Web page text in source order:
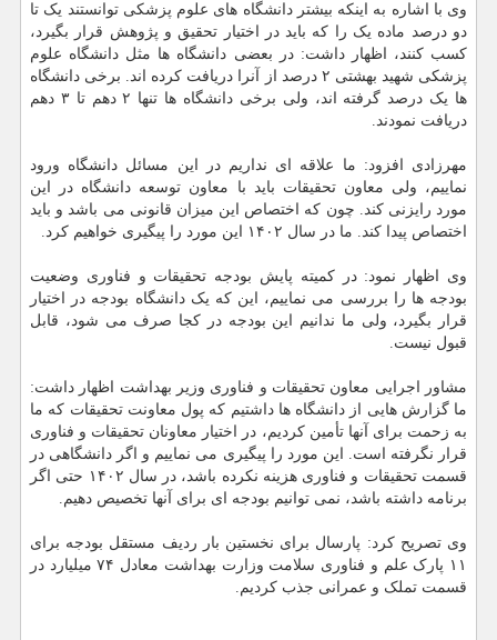
وی با اشاره به اینکه بیشتر دانشگاه های علوم پزشکی توانستند یک تا
دو درصد ماده یک را که باید در اختیار تحقیق و پژوهش قرار بگیرد،
کسب کنند، اظهار داشت: در بعضی دانشگاه ها مثل دانشگاه علوم
پزشکی شهید بهشتی ۲ درصد از آنرا دریافت کرده اند. برخی دانشگاه
ها یک درصد گرفته اند، ولی برخی دانشگاه ها تنها ۲ دهم تا ۳ دهم
دریافت نمودند.
مهرزادی افزود: ما علاقه ای نداریم در این مسائل دانشگاه ورود
نماییم، ولی معاون تحقیقات باید با معاون توسعه دانشگاه در این
مورد رایزنی کند. چون که اختصاص این میزان قانونی می باشد و باید
اختصاص پیدا کند. ما در سال ۱۴۰۲ این مورد را پیگیری خواهیم کرد.
وی اظهار نمود: در کمیته پایش بودجه تحقیقات و فناوری وضعیت
بودجه ها را بررسی می نماییم، این که یک دانشگاه بودجه در اختیار
قرار بگیرد، ولی ما ندانیم این بودجه در کجا صرف می شود، قابل
قبول نیست.
مشاور اجرایی معاون تحقیقات و فناوری وزیر بهداشت اظهار داشت:
ما گزارش هایی از دانشگاه ها داشتیم که پول معاونت تحقیقات که ما
به زحمت برای آنها تأمین کردیم، در اختیار معاونان تحقیقات و فناوری
قرار نگرفته است. این مورد را پیگیری می نماییم و اگر دانشگاهی در
قسمت تحقیقات و فناوری هزینه نکرده باشد، در سال ۱۴۰۲ حتی اگر
برنامه داشته باشد، نمی توانیم بودجه ای برای آنها تخصیص دهیم.
وی تصریح کرد: پارسال برای نخستین بار ردیف مستقل بودجه برای
۱۱ پارک علم و فناوری سلامت وزارت بهداشت معادل ۷۴ میلیارد در
قسمت تملک و عمرانی جذب کردیم.